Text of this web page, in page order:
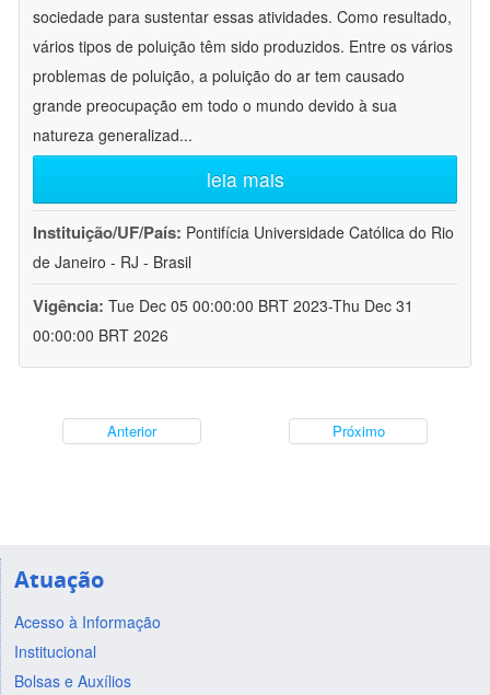
sociedade para sustentar essas atividades. Como resultado,
vários tipos de poluição têm sido produzidos. Entre os vários
problemas de poluição, a poluição do ar tem causado
grande preocupação em todo o mundo devido à sua
natureza generalizad...
leia mais
Instituição/UF/País: Pontifícia Universidade Católica do Rio
de Janeiro - RJ - Brasil
Vigência: Tue Dec 05 00:00:00 BRT 2023-Thu Dec 31
00:00:00 BRT 2026
Anterior Próximo
Atuação
Acesso à Informação
Institucional
Bolsas e Auxílios